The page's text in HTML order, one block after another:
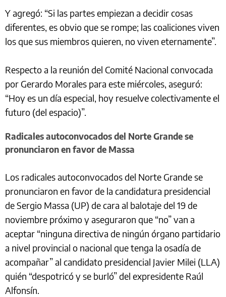
Y agregó: “Si las partes empiezan a decidir cosas
diferentes, es obvio que se rompe; las coaliciones viven
los que sus miembros quieren, no viven eternamente”.
Respecto a la reunión del Comité Nacional convocada
por Gerardo Morales para este miércoles, aseguró:
“Hoy es un día especial, hoy resuelve colectivamente el
futuro (del espacio)”.
Radicales autoconvocados del Norte Grande se
pronunciaron en favor de Massa
Los radicales autoconvocados del Norte Grande se
pronunciaron en favor de la candidatura presidencial
de Sergio Massa (UP) de cara al balotaje del 19 de
noviembre próximo y aseguraron que “no” van a
aceptar “ninguna directiva de ningún órgano partidario
a nivel provincial o nacional que tenga la osadía de
acompañar” al candidato presidencial Javier Milei (LLA)
quién “despotricó y se burló” del expresidente Raúl
Alfonsín.